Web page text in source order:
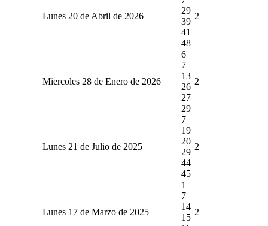
Lunes 20 de Abril de 2026
29
39
41
48
2
Miercoles 28 de Enero de 2026
6
7
13
26
27
29
2
Lunes 21 de Julio de 2025
7
19
20
29
44
45
2
Lunes 17 de Marzo de 2025
1
7
14
15
2